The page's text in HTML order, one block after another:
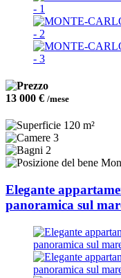
13 000 € /mese
120 m²
3
2
Elegante
panoramica sul